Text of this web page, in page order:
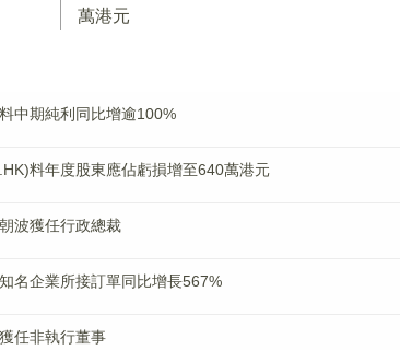
萬港元
中期純利同比增逾100%
料年度股東應佔虧損增至640萬港元
波獲任行政總裁
名企業所接訂單同比增長567%
任非執行董事